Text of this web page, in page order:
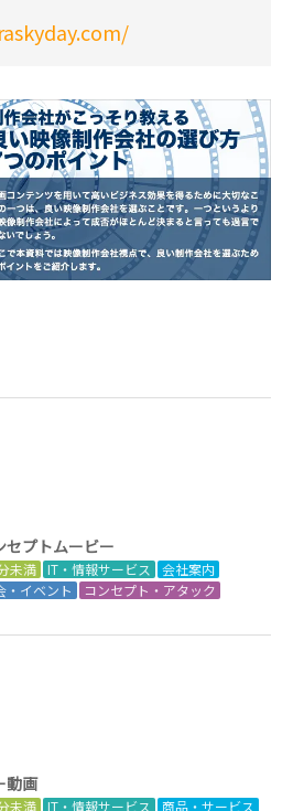
プトムービー
未満 IT・情報サービス
会社案内
・イベント
コンセプト・アタック
動画
未満 IT・情報サービス 商品・サービス